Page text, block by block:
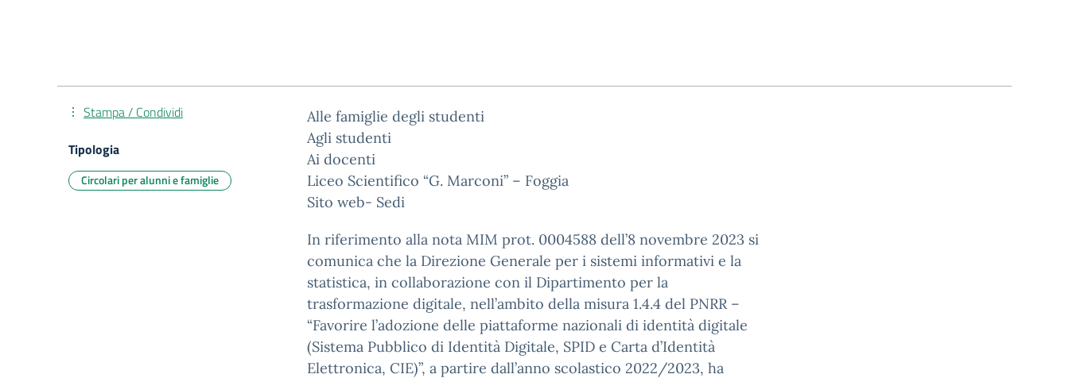
Alle famiglie degli studenti
Agli studenti
Ai docenti
Liceo Scientifico “G. Marconi” – Foggia
Sito web- Sedi
In riferimento alla nota MIM prot. 0004588 dell’8 novembre 2023 si
comunica che la Direzione Generale per i sistemi informativi e la
statistica, in collaborazione con il Dipartimento per la
trasformazione digitale, nell’ambito della misura 1.4.4 del PNRR –
“Favorire l’adozione delle piattaforme nazionali di identità digitale
(Sistema Pubblico di Identità Digitale, SPID e Carta d’Identità
Elettronica, CIE)”, a partire dall’anno scolastico 2022/2023, ha
Stampa / Condividi
Tipologia
Circolari per alunni e famiglie